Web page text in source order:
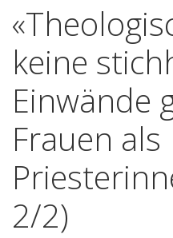
keine
Einwände
Frauen als
2/2)